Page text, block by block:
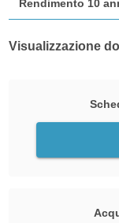
Rendimento 10
Visualizzazione